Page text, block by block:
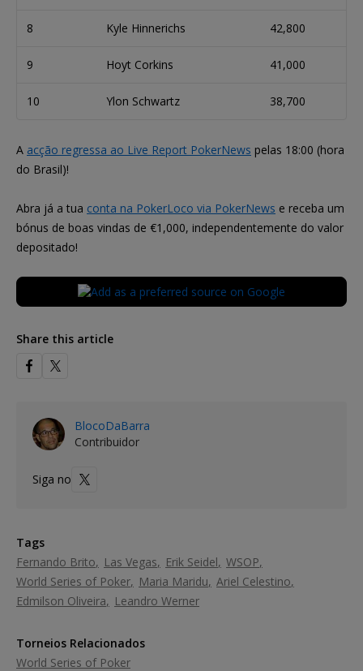
8 Kyle Hinnerichs 42,800
9 Hoyt Corkins 41,000
10 Ylon Schwartz 38,700
A acção regressa ao Live Report PokerNews pelas 18:00 (hora
do Brasil)!
Abra já a tua conta na PokerLoco via PokerNews e receba um
bónus de boas vindas de €1,000, independentemente do valor
depositado!
Share this article
BlocoDaBarra
Contribuidor
Siga no
Tags
Fernando Brito
Las Vegas Erik Seidel WSOP
World Series of Poker
Maria Maridu Ariel Celestino
Edmilson Oliveira
Leandro Werner
Torneios Relacionados
World Series of Poker